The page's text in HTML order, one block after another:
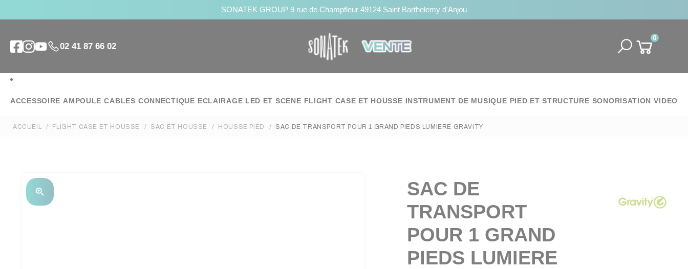
SONATEK GROUP 9 rue de Champfleur 49124 Saint Barthelemy d'Anjou
02 41 87 66 02
0
ACCESSOIRE AMPOULE CABLES CONNECTIQUE ECLAIRAGE LED ET SCENE FLIGHT CASE ET HOUSSE INSTRUMENT DE MUSIQUE PIED ET STRUCTURE SONORISATION VIDEO
ACCUEIL FLIGHT CASE ET HOUSSE SAC ET HOUSSE HOUSSE PIED SAC DE TRANSPORT POUR 1 GRAND PIEDS LUMIERE GRAVITY
zoom_in
SAC DE
TRANSPORT
POUR 1 GRAND
PIEDS LUMIERE